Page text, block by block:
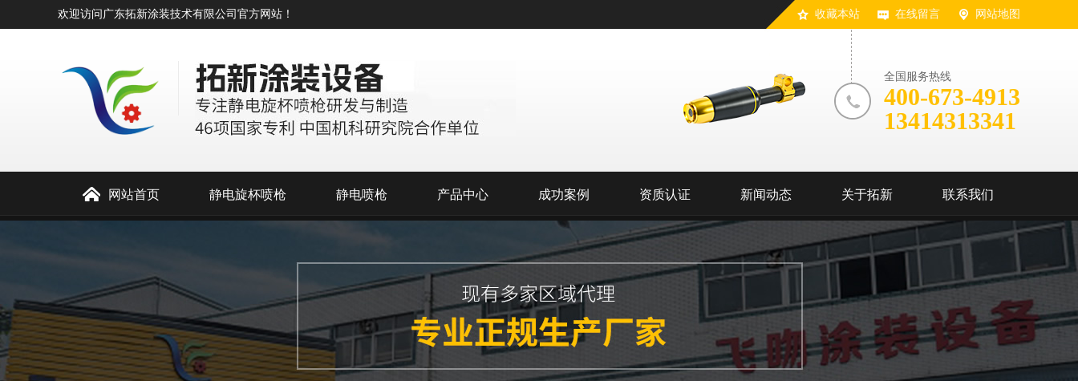
收藏本站 在线留言 网站地图
欢迎访问广东拓新涂装技术有限公司官方网站！
全国服务热线
400-673-4913
13414313341
网站首页 静电旋杯喷枪 静电喷枪 产品中心 成功案例 资质认证 新闻动态 关于拓新 联系我们